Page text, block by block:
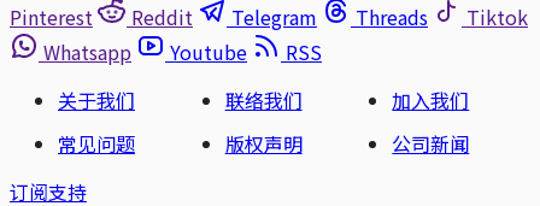
Pinterest
Reddit Telegram Threads
Tiktok
Whatsapp
Youtube
RSS
关于我们
联络我们
加入我们
常见问题
版权声明
公司新闻
订阅支持